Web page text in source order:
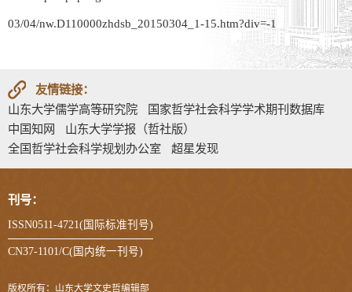
03/04/nw.D110000zhdsb_20150304_1-15.htm?div=-1
友情链接：
山东大学儒学高等研究院
国家哲学社会科学学术期刊数据库
中国知网
山东大学学报（哲社版）
全国哲学社会科学规划办公室
超星发现
刊号：
ISSN0511-4721(国际标准刊号)
CN37-1101/C(国内统一刊号)
版权所有：山东大学文史哲编辑部